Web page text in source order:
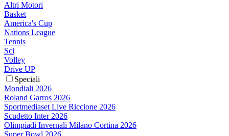
Altri Motori
Basket
America's Cup
Nations League
Tennis
Sci
Volley
Drive UP
Speciali
Mondiali 2026
Roland Garros 2026
Sportmediaset Live Riccione 2026
Scudetto Inter 2026
Olimpiadi Invernali Milano Cortina 2026